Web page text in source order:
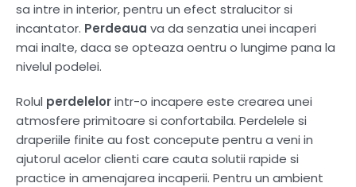
sa intre in interior, pentru un efect stralucitor si
incantator. Perdeaua va da senzatia unei incaperi
mai inalte, daca se opteaza oentru o lungime pana la
nivelul podelei.
Rolul perdelelorintr-o incapere este crearea unei
atmosfere primitoare si confortabila. Perdelele si
draperiile finite au fost concepute pentru a veni in
ajutorul acelor clienti care cauta solutii rapide si
practice in amenajarea incaperii. Pentru un ambient